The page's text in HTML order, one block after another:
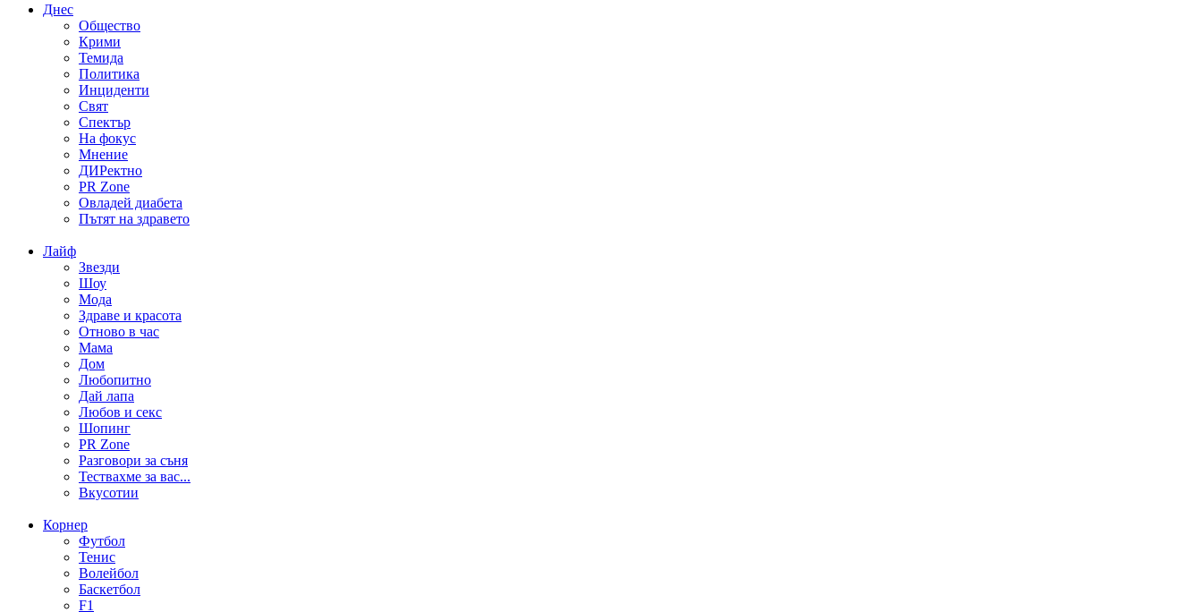
Днес
Общество
Крими
Темида
Политика
Инциденти
Свят
Спектър
На фокус
Мнение
ДИРектно
PR Zone
Овладей диабета
Пътят на здравето
Лайф
Звезди
Шоу
Мода
Здраве и красота
Отново в час
Мама
Дом
Любопитно
Дай лапа
Любов и секс
Шопинг
PR Zone
Разговори за съня
Тествахме за вас...
Вкусотии
Корнер
Футбол
Тенис
Волейбол
Баскетбол
F1